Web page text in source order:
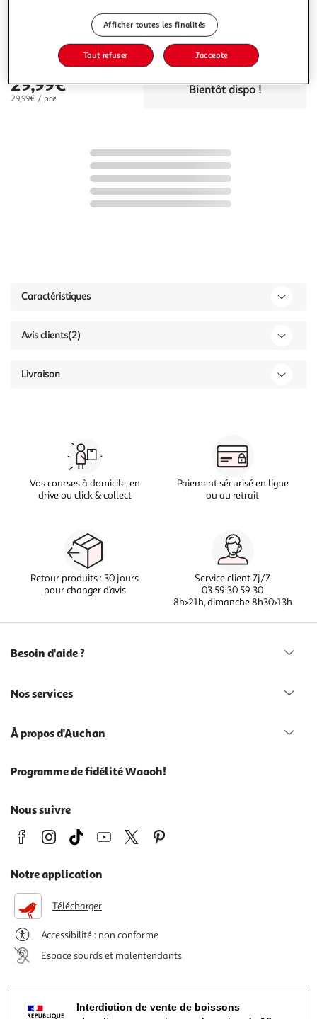
Livr. ou retrait dès 2/3 jours
A partir de 3,00€ - Retrait offert dès 35€
Plus d'options
29,99€
29,99€ / pce
Bientôt dispo !
Caractéristiques
Avis clients(2)
Livraison
Vos courses à domicile, en
drive ou click & collect
Paiement sécurisé en ligne
ou au retrait
Retour produits : 30 jours
pour changer d’avis
Service client 7j/7
03 59 30 59 30
8h>21h, dimanche 8h30>13h
Besoin d'aide ?
Nos services
À propos d'Auchan
Programme de fidélité Waaoh!
Nous suivre
Notre application
Télécharger
Accessibilité : non conforme
Espace sourds et malentendants
Interdiction de vente de boissons
Afficher toutes les finalités
Tout refuser J'accepte